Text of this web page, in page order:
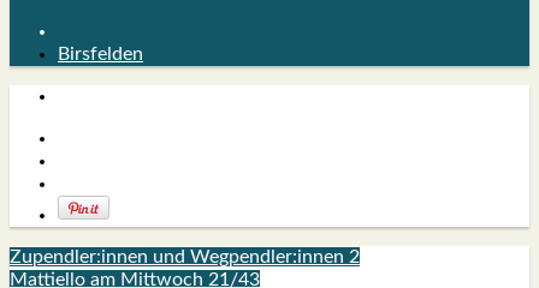
Birsfelden
Zupendler:innen und Wegpendler:innen 2
Mattiello am Mittwoch 21/43